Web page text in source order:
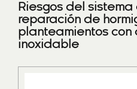
Riesgos del
reparación de
planteamientos con
inoxidable